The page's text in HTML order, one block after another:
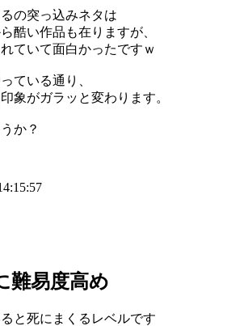
の突っ込みネタは
酷い作品も在りますが、
ていて面白かったですｗ
ている通り、
象がガラッと変わります。
か？
難易度高め
と死にまくるレベルです